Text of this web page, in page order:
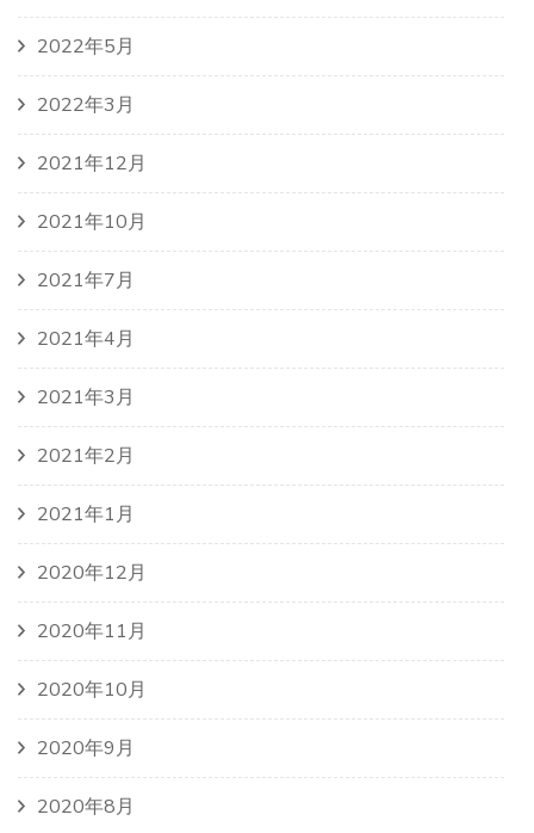
2022年5月
2022年3月
2021年12月
2021年10月
2021年7月
2021年4月
2021年3月
2021年2月
2021年1月
2020年12月
2020年11月
2020年10月
2020年9月
2020年8月